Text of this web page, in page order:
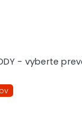
- vyberte